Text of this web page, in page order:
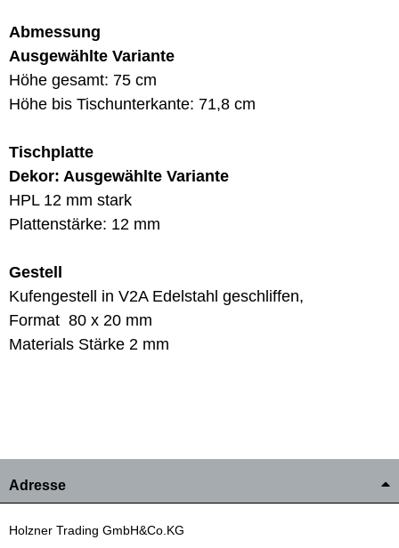
Abmessung
Ausgewählte Variante
Höhe gesamt: 75 cm
Höhe bis Tischunterkante: 71,8 cm
Tischplatte
Dekor: Ausgewählte Variante
HPL 12 mm stark
Plattenstärke: 12 mm
Gestell
Kufengestell in V2A Edelstahl geschliffen,
Format 80 x 20 mm
Materials Stärke 2 mm
Adresse
Holzner Trading GmbH&Co.KG